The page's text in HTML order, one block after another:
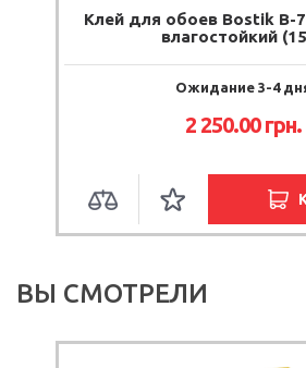
Клей для обоев Bostik В-
влагостойкий
Ожидание 3-4
2 250.00 грн.
ВЫ СМОТРЕЛИ